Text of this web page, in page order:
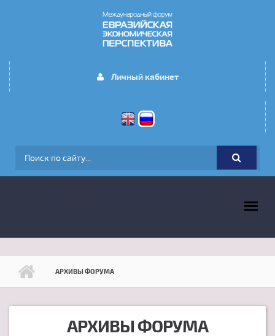
Личный кабинет
ФОРМА ПОИСКА
АРХИВЫ ФОРУМА
АРХИВЫ ФОРУМА